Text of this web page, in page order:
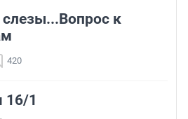
к
420
16/1